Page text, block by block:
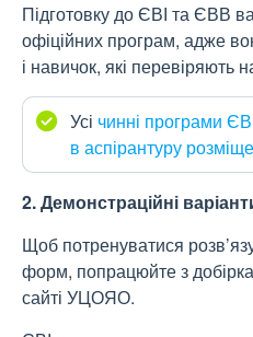
Підготовку до ЄВІ та ЄВВ
офіційних програм, адже
і навичок, які перевіряють
Усі чинні програми
в аспірантуру
2. Демонстраційні
Щоб потренуватися
форм, попрацюйте з
сайті УЦОЯО.